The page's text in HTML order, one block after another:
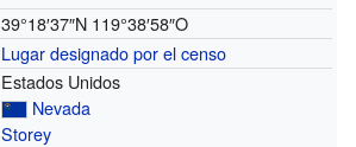
39°18′37″N 119°38′58″O
Lugar designado por el censo
Estados Unidos
Nevada
Storey